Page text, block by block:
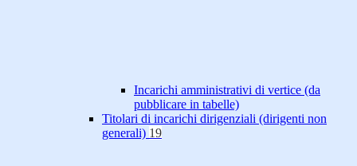
Incarichi amministrativi di vertice (da
pubblicare in tabelle)
Titolari di incarichi dirigenziali (dirigenti non
generali) 19